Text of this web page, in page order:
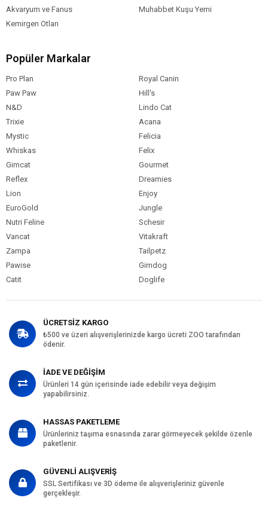
Akvaryum ve Fanus
Muhabbet Kuşu Yemi
Kemirgen Otları
Popüler Markalar
Pro Plan
Royal Canin
Paw Paw
Hill's
N&D
Lindo Cat
Trixie
Acana
Mystic
Felicia
Whiskas
Felix
Gimcat
Gourmet
Reflex
Dreamies
Lion
Enjoy
EuroGold
Jungle
Nutri Feline
Schesir
Vancat
Vitakraft
Zampa
Tailpetz
Pawise
Gimdog
Catit
Doglife
ÜCRETSİZ KARGO
₺500 ve üzeri alışverişlerinizde kargo ücreti ZOO tarafından
ödenir.
İADE VE DEĞİŞİM
Ürünleri 14 gün içerisinde iade edebilir veya değişim
yapabilirsiniz.
HASSAS PAKETLEME
Ürünleriniz taşıma esnasında zarar görmeyecek şekilde özenle
paketlenir.
GÜVENLİ ALIŞVERİŞ
SSL Sertifikası ve 3D ödeme ile alışverişleriniz güvenle
gerçekleşir.